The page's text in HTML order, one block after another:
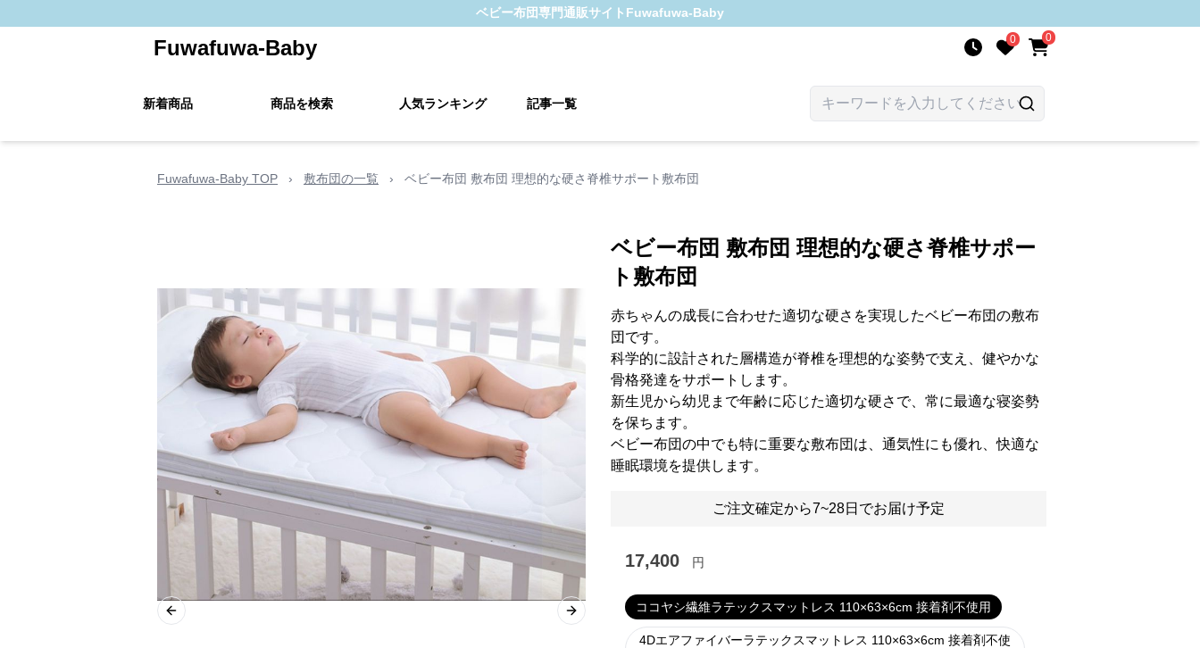
ベビー布団専門通販サイト Fuwafuwa-Baby
Fuwafuwa-Baby 0 0
新着商品 商品を検索 人気ランキング 記事一覧
Fuwafuwa-Baby TOP › 敷布団の一覧 › ベビー布団 敷布団 理想的な硬さ脊椎サポート敷布団
Previous slide Next slide
ベビー布団 敷布団 理想的な硬さ脊椎サポー
ト敷布団
赤ちゃんの成長に合わせた適切な硬さを実現したベビー布団の敷布
団です。
科学的に設計された層構造が脊椎を理想的な姿勢で支え、健やかな
骨格発達をサポートします。
新生児から幼児まで年齢に応じた適切な硬さで、常に最適な寝姿勢
を保ちます。
ベビー布団の中でも特に重要な敷布団は、通気性にも優れ、快適な
睡眠環境を提供します。
ご注文確定から7~28日でお届け予定
17,400 円
ココヤシ繊維ラテックスマットレス 110×63×6cm 接着剤不使用
4Dエアファイバーラテックスマットレス 110×63×6cm 接着剤不使